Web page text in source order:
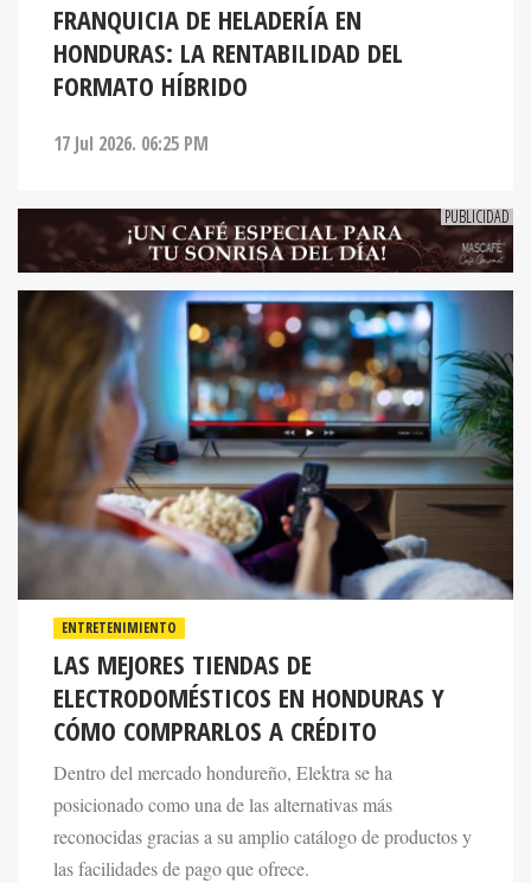
FRANQUICIA DE HELADERÍA EN
HONDURAS: LA RENTABILIDAD DEL
FORMATO HÍBRIDO
17 Jul 2026. 06:25 PM
LAS MEJORES TIENDAS DE
ELECTRODOMÉSTICOS EN HONDURAS Y
CÓMO COMPRARLOS A CRÉDITO
Dentro del mercado hondureño, Elektra se ha
posicionado como una de las alternativas más
reconocidas gracias a su amplio catálogo de productos y
las facilidades de pago que ofrece.